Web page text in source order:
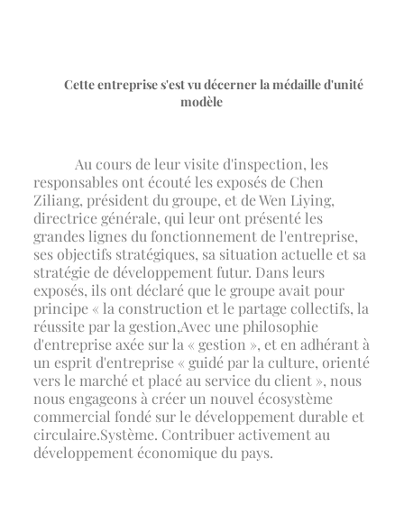
Cette entreprise s'est vu décerner la médaille d'unité
modèle
Au cours de leur visite d'inspection, les
responsables ont écouté les exposés de Chen
Ziliang, président du groupe, et de Wen Liying,
directrice générale, qui leur ont présenté les
grandes lignes du fonctionnement de l'entreprise,
ses objectifs stratégiques, sa situation actuelle et sa
stratégie de développement futur. Dans leurs
exposés, ils ont déclaré que le groupe avait pour
principe « la construction et le partage collectifs, la
réussite par la gestion,Avec une philosophie
d'entreprise axée sur la « gestion », et en adhérant à
un esprit d'entreprise « guidé par la culture, orienté
vers le marché et placé au service du client », nous
nous engageons à créer un nouvel écosystème
commercial fondé sur le développement durable et
circulaire.Système. Contribuer activement au
développement économique du pays.